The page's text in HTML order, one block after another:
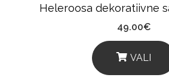
Heleroosa dekoratiivne
49.00€
VALI
This